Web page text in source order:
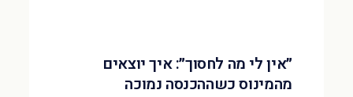
״אין לי מה לחסוך״: איך יוצאים
מהמינוס כשההכנסה נמוכה